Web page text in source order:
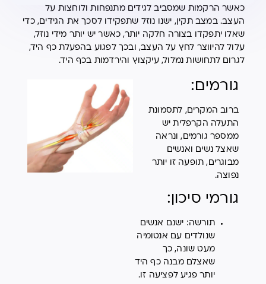
כאשר הרקמות שמסביב לגידים מתנפחות ולוחצות על
העצב. במצב תקין, ישנו נוזל שתפקידו לסכך את הגידים, כדי
שאלו יתפקדו בצורה חלקה יותר, כאשר יש יותר מידי נוזל,
עלול להיווצר לחץ על העצב, ובכך לפגוע בהפעלת כף היד,
לגרום לתחושות נמלול, עיקצוץ והירדמות בכף היד.
גורמים:
ברוב המקרים, לתסמונת
התעלה הקרפלית יש
ממספר גורמים, ונראה
שאצל נשים ואנשים
מבוגרים, תופעה זו יותר
נפוצה.
גורמי סיכון:
תורשה: ישנם אנשים
שנולדים עם אנטומיה
מעט שונה, כך
שאצלם מבנה כף היד
יותר פגיע לפציעה זו.